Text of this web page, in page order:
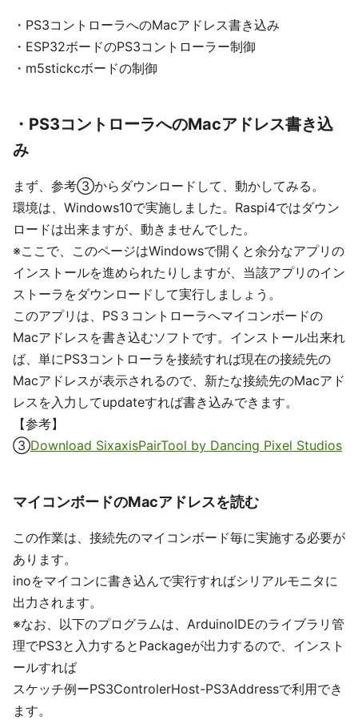
・PS3コントローラへのMacアドレス書き込み
・ESP32ボードのPS3コントローラー制御
・m5stickcボードの制御
・PS3コントローラへのMacアドレス書き込
み
まず、参考③からダウンロードして、動かしてみる。
環境は、Windows10で実施しました。Raspi4ではダウン
ロードは出来ますが、動きませんでした。
※ここで、このページはWindowsで開くと余分なアプリの
インストールを進められたりしますが、当該アプリのイン
ストーラをダウンロードして実行しましょう。
このアプリは、PS３コントローラへマイコンボードの
Macアドレスを書き込むソフトです。インストール出来れ
ば、単にPS3コントローラを接続すれば現在の接続先の
Macアドレスが表示されるので、新たな接続先のMacアド
レスを入力してupdateすれば書き込みできます。
【参考】
③Download SixaxisPairTool by Dancing Pixel Studios
マイコンボードのMacアドレスを読む
この作業は、接続先のマイコンボード毎に実施する必要が
あります。
inoをマイコンに書き込んで実行すればシリアルモニタに
出力されます。
※なお、以下のプログラムは、ArduinoIDEのライブラリ管
理でPS3と入力するとPackageが出力するので、インスト
ールすれば
スケッチ例ーPS3ControlerHost-PS3Addressで利用でき
ます。